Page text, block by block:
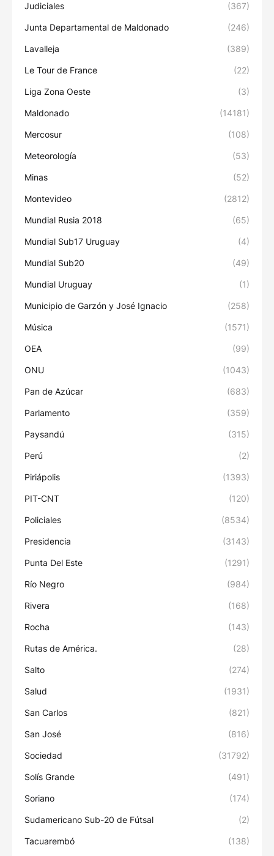
Judiciales (367)
Junta Departamental de Maldonado (246)
Lavalleja (389)
Le Tour de France (22)
Liga Zona Oeste (3)
Maldonado (14181)
Mercosur (108)
Meteorología (53)
Minas (52)
Montevideo (2812)
Mundial Rusia 2018 (65)
Mundial Sub17 Uruguay (4)
Mundial Sub20 (49)
Mundial Uruguay (1)
Municipio de Garzón y José Ignacio (258)
Música (1571)
OEA (99)
ONU (1043)
Pan de Azúcar (683)
Parlamento (359)
Paysandú (315)
Perú (2)
Piriápolis (1393)
PIT-CNT (120)
Policiales (8534)
Presidencia (3143)
Punta Del Este (1291)
Río Negro (984)
Rivera (168)
Rocha (143)
Rutas de América. (28)
Salto (274)
Salud (1931)
San Carlos (821)
San José (816)
Sociedad (31792)
Solís Grande (491)
Soriano (174)
Sudamericano Sub-20 de Fútsal (2)
Tacuarembó (138)